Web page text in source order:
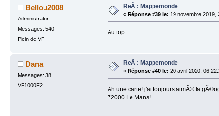
Bellou2008
Administrator
Messages: 540
Plein de VF
ReÂ : Mappemonde
« Réponse #39 le: 19 novembre 2019,
Au top
Dana
Messages: 38
VF1000F2
ReÂ : Mappemonde
« Réponse #40 le: 20 avril 2020,
Ah une carte! j'ai toujours aimÃ© la
72000 Le Mans!